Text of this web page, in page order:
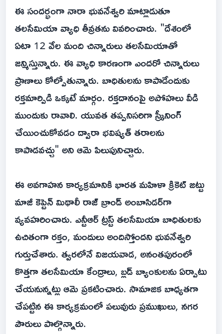
ఈ సందర్భంగా నారా భువనేశ్వరి మాట్లాడుతూ
తలసేమియా వ్యాధి తీవ్రతను వివరించారు. "దేశంలో
ఏటా 12 వేల మంది చిన్నారులు తలసేమియాతో
జన్మిస్తున్నారు. ఈ వ్యాధి కారణంగా ఎందరో చిన్నారులు
ప్రాణాలు కోల్పోతున్నారు. బాధితులను కాపాడేందుకు
రక్తమార్పిడి ఒక్కటే మార్గం. రక్తదానంపై అపోహలు వీడి
ముందుకు రావాలి. యువత తప్పనిసరిగా స్క్రీనింగ్
చేయించుకోవడం ద్వారా భవిష్యత్ తరాలను
కాపాడవచ్చు" అని ఆమె పిలుపునిచ్చారు.
ఈ అవగాహన కార్యక్రమానికి భారత మహిళా క్రికెట్ జట్టు
మాజీ కెప్టెన్ మిథాలీ రాజ్ బ్రాండ్ అంబాసిడర్‌గా
వ్యవహరించారు. ఎన్టీఆర్ ట్రస్ట్ తలసేమియా బాధితులకు
ఉచితంగా రక్తం, మందులు అందిస్తోందని భువనేశ్వరి
గుర్తుచేశారు. త్వరలోనే విజయవాడ, అనంతపురంలో
కొత్తగా తలసేమియా కేంద్రాలు, బ్లడ్ బ్యాంకులను ఏర్పాటు
చేయనున్నట్లు ఆమె ప్రకటించారు. సామాజిక బాధ్యతగా
చేపట్టిన ఈ కార్యక్రమంలో పలువురు ప్రముఖులు, నగర
పౌరులు పాల్గొన్నారు.